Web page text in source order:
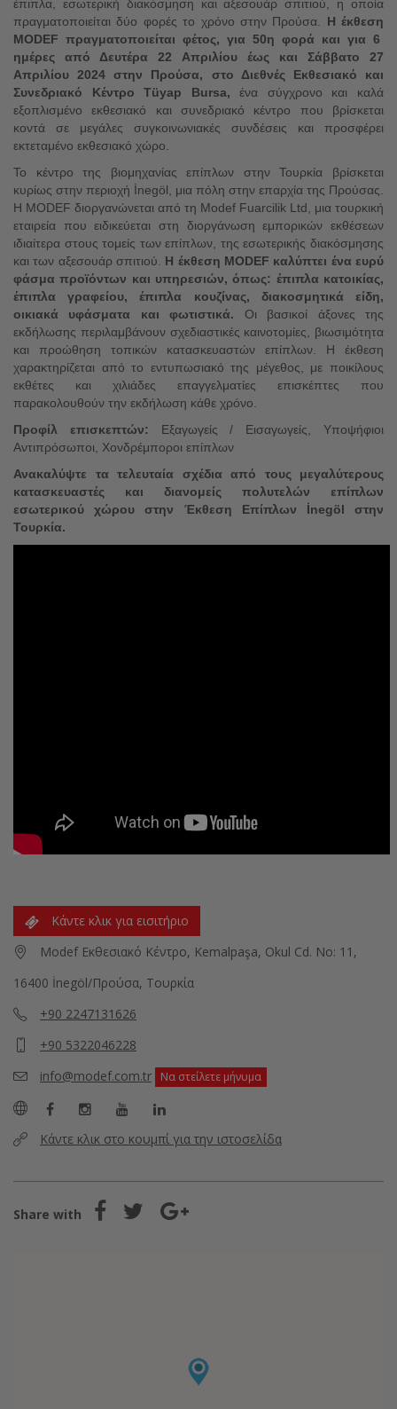
έπιπλα, εσωτερική διακόσμηση και αξεσουάρ σπιτιού, η οποία
πραγματοποιείται δύο φορές το χρόνο στην Προύσα. Η έκθεση
MODEF πραγματοποιείται φέτος, για 50η φορά και για 6
ημέρες από Δευτέρα 22 Απριλίου έως και Σάββατο 27
Απριλίου 2024 στην Προύσα, στο Διεθνές Εκθεσιακό και
Συνεδριακό Κέντρο Tüyap Bursa,ένα σύγχρονο και καλά
εξοπλισμένο εκθεσιακό και συνεδριακό κέντρο που βρίσκεται
κοντά σε μεγάλες συγκοινωνιακές συνδέσεις και προσφέρει
εκτεταμένο εκθεσιακό χώρο.
Το κέντρο της βιομηχανίας επίπλων στην Τουρκία βρίσκεται
κυρίως στην περιοχή İnegöl, μια πόλη στην επαρχία της Προύσας.
Η MODEF διοργανώνεται από τη Modef Fuarcilik Ltd, μια τουρκική
εταιρεία που ειδικεύεται στη διοργάνωση εμπορικών εκθέσεων
ιδιαίτερα στους τομείς των επίπλων, της εσωτερικής διακόσμησης
και των αξεσουάρ σπιτιού. Η έκθεση MODEF καλύπτει ένα ευρύ
φάσμα προϊόντων και υπηρεσιών, όπως: έπιπλα κατοικίας,
έπιπλα γραφείου, έπιπλα κουζίνας, διακοσμητικά είδη,
οικιακά υφάσματα και φωτιστικά. Οι βασικοί άξονες της
εκδήλωσης περιλαμβάνουν σχεδιαστικές καινοτομίες, βιωσιμότητα
και προώθηση τοπικών κατασκευαστών επίπλων. Η έκθεση
χαρακτηρίζεται από το εντυπωσιακό της μέγεθος, με ποικίλους
εκθέτες και χιλιάδες επαγγελματίες επισκέπτες που
παρακολουθούν την εκδήλωση κάθε χρόνο.
Προφίλ επισκεπτών: Εξαγωγείς / Εισαγωγείς, Υποψήφιοι
Αντιπρόσωποι, Χονδρέμποροι επίπλων
Ανακαλύψτε τα τελευταία σχέδια από τους μεγαλύτερους
κατασκευαστές και διανομείς πολυτελών επίπλων
εσωτερικού χώρου στην Έκθεση Επίπλων İnegöl στην
Τουρκία.
Κάντε κλικ για εισιτήριο
Modef Εκθεσιακό Κέντρο, Kemalpaşa, Okul Cd. No: 11,
16400 İnegöl/Προύσα, Τουρκία
+90 2247131626
+90 5322046228
info@modef.com.tr
Να στείλετε μήνυμα
Κάντε κλικ στο κουμπί για την ιστοσελίδα
Share with